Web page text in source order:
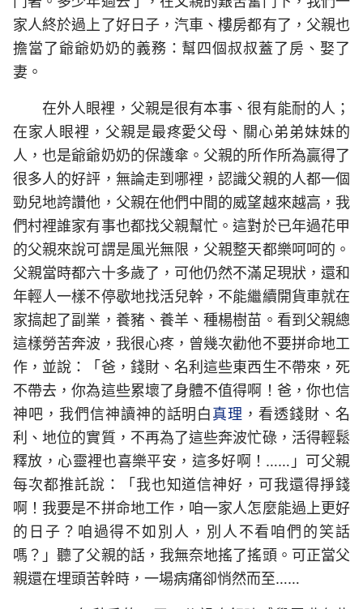
家人終於過上了好日子，汽車、樓房都有了，父親也
擔當了爺爺奶奶的義務：幫四個叔叔蓋了房、娶了
妻。
在外人眼裡，父親是很有本事、很有能耐的人；
在家人眼裡，父親是最疼愛父母、關心弟弟妹妹的
人，也是爺爺奶奶的保護傘。父親的所作所為贏得了
很多人的好評，無論走到哪裡，認識父親的人都一個
勁兒地誇讚他，父親在他們中間的威望越來越高，我
們村裡誰家有事也都找父親幫忙。這對於已年過花甲
的父親來說可謂是風光無限，父親整天都樂呵呵的。
父親當時都六十多歲了，可他仍然不滿足現狀，還和
年輕人一樣不停歇地找活兒幹，不能繼續開貨車就在
家搞起了副業，養豬、養羊、種楊樹苗。看到父親總
這樣勞苦奔波，我很心疼，曾幾次勸他不要拼命地工
作，並說：「爸，錢財、名利這些東西生不帶來，死
不帶去，你為這些累壞了身體不值得啊！爸，你也信
神吧，我們信神讀神的話明白真理 ，看透錢財、名
利、地位的實質，不再為了這些奔波忙碌，活得輕鬆
釋放，心靈裡也喜樂平安，這多好啊！……」可父親
每次都推託說：「我也知道信神好，可我還得掙錢
啊！我要是不拼命地工作，咱一家人怎麼能過上更好
的日子？咱過得不如別人，別人不看咱們的笑話
嗎？」聽了父親的話，我無奈地搖了搖頭。可正當父
親還在埋頭苦幹時，一場病痛卻悄然而至……